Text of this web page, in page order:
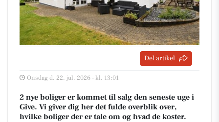
Del artikel
Onsdag d. 22. jul. 2026 - kl. 13:01
2 nye boliger er kommet til salg den seneste uge i
Give. Vi giver dig her det fulde overblik over,
hvilke boliger der er tale om og hvad de koster.